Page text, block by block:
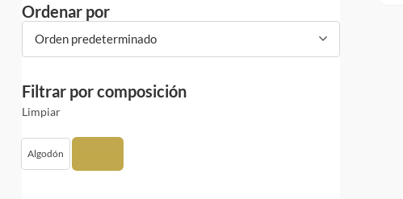
Ordenar por
Orden predeterminado
Filtrar por composición
Limpiar
Algodón